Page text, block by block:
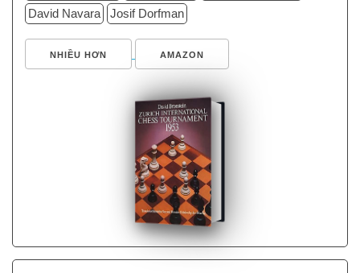
David Navara
Josif Dorfman
NHIỀU HƠN AMAZON